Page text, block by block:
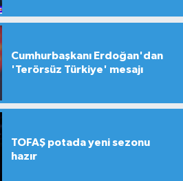
Cumhurbaşkanı Erdoğan'dan
'Terörsüz Türkiye' mesajı
TOFAŞ potada yeni sezonu
hazır